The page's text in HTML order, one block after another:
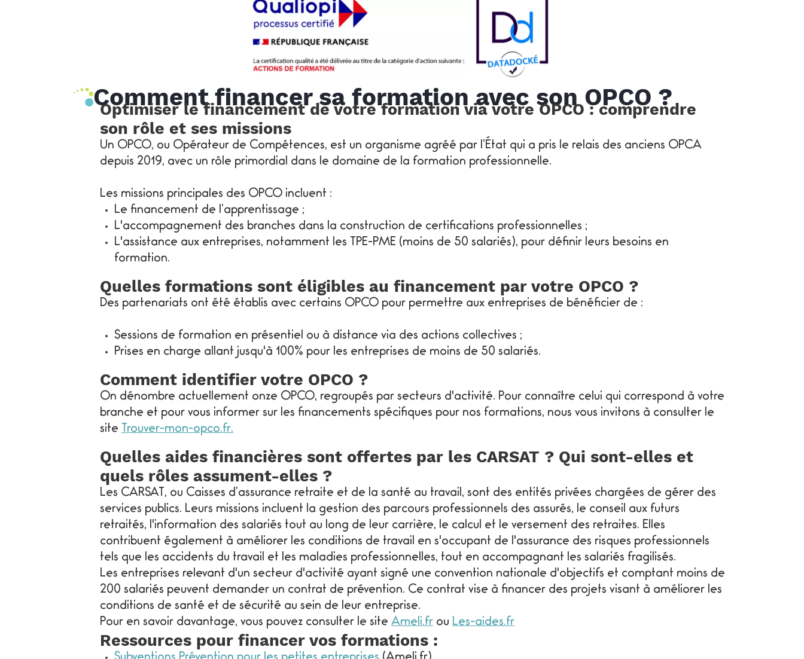
Comment financer sa formation avec son OPCO ?
Optimiser le financement de votre formation via votre OPCO : comprendre
son rôle et ses missions
Un OPCO, ou Opérateur de Compétences, est un organisme agréé par l’État qui a pris le relais des anciens OPCA
depuis 2019, avec un rôle primordial dans le domaine de la formation professionnelle.
Les missions principales des OPCO incluent :
Le financement de l’apprentissage ;
L'accompagnement des branches dans la construction de certifications professionnelles ;
L'assistance aux entreprises, notamment les TPE-PME (moins de 50 salariés), pour définir leurs besoins en
formation.
Quelles formations sont éligibles au financement par votre OPCO ?
Des partenariats ont été établis avec certains OPCO pour permettre aux entreprises de bénéficier de :
Sessions de formation en présentiel ou à distance via des actions collectives ;
Prises en charge allant jusqu'à 100% pour les entreprises de moins de 50 salariés.
Comment identifier votre OPCO ?
On dénombre actuellement onze OPCO, regroupés par secteurs d'activité. Pour connaître celui qui correspond à votre
branche et pour vous informer sur les financements spécifiques pour nos formations, nous vous invitons à consulter le
site Trouver-mon-opco.fr.
Quelles aides financières sont offertes par les CARSAT ? Qui sont-elles et
quels rôles assument-elles ?
Les CARSAT, ou Caisses d’assurance retraite et de la santé au travail, sont des entités privées chargées de gérer des
services publics. Leurs missions incluent la gestion des parcours professionnels des assurés, le conseil aux futurs
retraités, l'information des salariés tout au long de leur carrière, le calcul et le versement des retraites. Elles
contribuent également à améliorer les conditions de travail en s'occupant de l'assurance des risques professionnels
tels que les accidents du travail et les maladies professionnelles, tout en accompagnant les salariés fragilisés.
Les entreprises relevant d'un secteur d'activité ayant signé une convention nationale d'objectifs et comptant moins de
200 salariés peuvent demander un contrat de prévention. Ce contrat vise à financer des projets visant à améliorer les
conditions de santé et de sécurité au sein de leur entreprise.
Pour en savoir davantage, vous pouvez consulter le site Ameli.fr ou Les-aides.fr
Ressources pour financer vos formations :